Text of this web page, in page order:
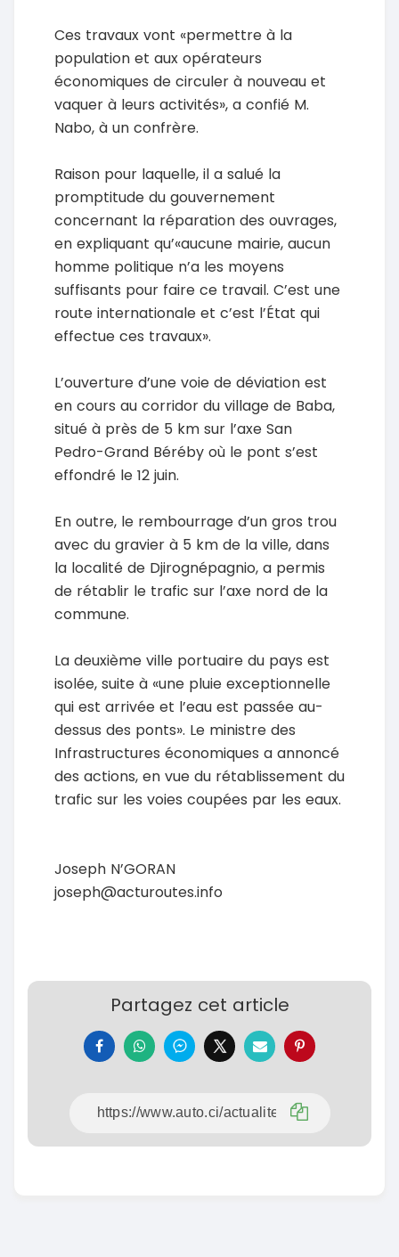
Ces travaux vont «permettre à la
population et aux opérateurs
économiques de circuler à nouveau et
vaquer à leurs activités», a confié M.
Nabo, à un confrère.
Raison pour laquelle, il a salué la
promptitude du gouvernement
concernant la réparation des ouvrages,
en expliquant qu’«aucune mairie, aucun
homme politique n’a les moyens
suffisants pour faire ce travail. C’est une
route internationale et c’est l’État qui
effectue ces travaux».
L’ouverture d’une voie de déviation est
en cours au corridor du village de Baba,
situé à près de 5 km sur l’axe San
Pedro-Grand Béréby où le pont s’est
effondré le 12 juin.
En outre, le rembourrage d’un gros trou
avec du gravier à 5 km de la ville, dans
la localité de Djirognépagnio, a permis
de rétablir le trafic sur l’axe nord de la
commune.
La deuxième ville portuaire du pays est
isolée, suite à «une pluie exceptionnelle
qui est arrivée et l’eau est passée au-
dessus des ponts». Le ministre des
Infrastructures économiques a annoncé
des actions, en vue du rétablissement du
trafic sur les voies coupées par les eaux.
Joseph N’GORAN
joseph@acturoutes.info
Partagez cet article